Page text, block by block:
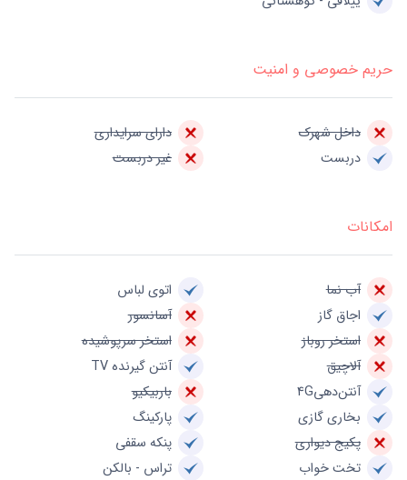
حریم خصوصی و امنیت
داخل شهرک
دارای سرایداری
دربست
غیر دربست
امکانات
آب نما
اتوی لباس
اجاق گاز
آسانسور
استخر روباز
استخر سرپوشیده
آلاچیق
آنتن گیرنده TV
آنتن‌دهی4G
باربیکیو
بخاری گازی
پارکینگ
پکیج دیواری
پنکه سقفی
تخت خواب
تراس - بالکن